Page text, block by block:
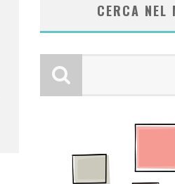
CERCA NEL